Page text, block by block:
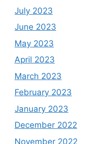
July 2023
June 2023
May 2023
April 2023
March 2023
February 2023
January 2023
December 2022
November 2022